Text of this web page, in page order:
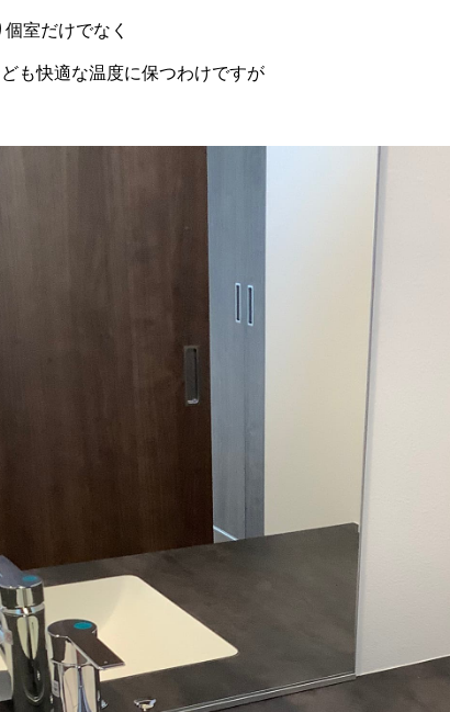
室だけでなく
も快適な温度に保つわけですが